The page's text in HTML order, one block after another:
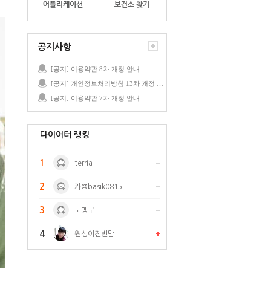
공지사항
[공지] 이용약관 8차 개정 안내
[공지] 이용약관 7차 개정 안내
다이어터 랭킹
1 terria
2 카@basik0815
3 노맹구
4 원싱이진빈맘